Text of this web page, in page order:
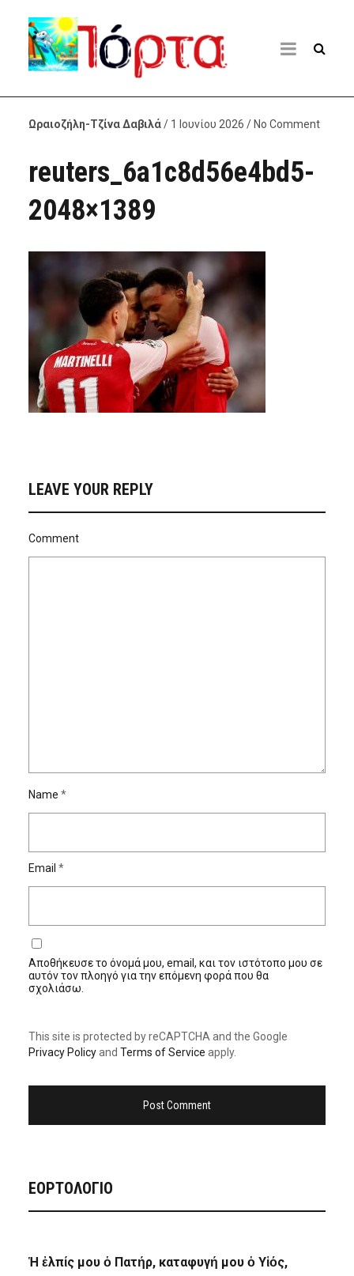
Ωραιοζήλη-Τζίνα Δαβιλά/ 1 Ιουνίου 2026 / No Comment
reuters_6a1c8d56e4bd5-
2048×1389
LEAVE YOUR REPLY
Comment
Name *
Email *
Αποθήκευσε το όνομά μου, email, και τον ιστότοπο μου σε
αυτόν τον πλοηγό για την επόμενη φορά που θα
σχολιάσω.
This site is protected by reCAPTCHA and the Google
Privacy Policyand Terms of Service apply.
ΕΟΡΤΟΛΟΓΙΟ
Ἡ ἐλπίς μου ὁ Πατήρ, καταφυγή μου ὁ Υἱός,